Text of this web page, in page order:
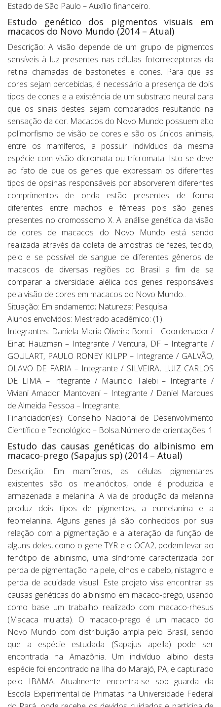
Estado de São Paulo – Auxílio financeiro.
Estudo genético dos pigmentos visuais em
macacos do Novo Mundo (2014 – Atual)
Descrição: A visão depende de um grupo de pigmentos
sensíveis à luz presentes nas células fotorreceptoras da
retina chamadas de bastonetes e cones. Para que as
cores sejam percebidas, é necessário a presença de dois
tipos de cones e a existência de um substrato neural para
que os sinais destes sejam comparados resultando na
sensação da cor. Macacos do Novo Mundo possuem alto
polimorfismo de visão de cores e são os únicos animais,
entre os mamíferos, a possuir indivíduos da mesma
espécie com visão dicromata ou tricromata. Isto se deve
ao fato de que os genes que expressam os diferentes
tipos de opsinas responsáveis por absorverem diferentes
comprimentos de onda estão presentes de forma
diferentes entre machos e fêmeas pois são genes
presentes no cromossomo X. A análise genética da visão
de cores de macacos do Novo Mundo está sendo
realizada através da coleta de amostras de fezes, tecido,
pelo e se possível de sangue de diferentes gêneros de
macacos de diversas regiões do Brasil a fim de se
comparar a diversidade alélica dos genes responsáveis
pela visão de cores em macacos do Novo Mundo..
Situação: Em andamento; Natureza: Pesquisa.
Alunos envolvidos: Mestrado acadêmico: (1).
Integrantes: Daniela Maria Oliveira Bonci – Coordenador /
Einat Hauzman – Integrante / Ventura, DF – Integrante /
GOULART, PAULO RONEY KILPP – Integrante / GALVÃO,
OLAVO DE FARIA – Integrante / SILVEIRA, LUIZ CARLOS
DE LIMA – Integrante / Mauricio Talebi – Integrante /
Viviani Amador Mantovani – Integrante / Daniel Marques
de Almeida Pessoa – Integrante.
Financiador(es): Conselho Nacional de Desenvolvimento
Científico e Tecnológico – Bolsa.Número de orientações: 1
Estudo das causas genéticas do albinismo em
macaco-prego (Sapajus sp) (2014 – Atual)
Descrição: Em mamíferos, as células pigmentares
existentes são os melanócitos, onde é produzida e
armazenada a melanina. A via de produção da melanina
produz dois tipos de pigmentos, a eumelanina e a
feomelanina. Alguns genes já são conhecidos por sua
relação com a pigmentação e a alteração da função de
alguns deles, como o gene TYR e o OCA2, podem levar ao
fenótipo de albinismo, uma síndrome caracterizada por
perda de pigmentação na pele, olhos e cabelo, nistagmo e
perda de acuidade visual. Este projeto visa encontrar as
causas genéticas do albinismo em macaco-prego, usando
como base um trabalho realizado com macaco-rhesus
(Macaca mulatta). O macaco-prego é um macaco do
Novo Mundo com distribuição ampla pelo Brasil, sendo
que a espécie estudada (Sapajus apella) pode ser
encontrada na Amazônia. Um indivíduo albino desta
espécie foi encontrado na Ilha do Marajó, PA, e capturado
pelo IBAMA. Atualmente encontra-se sob guarda da
Escola Experimental de Primatas na Universidade Federal